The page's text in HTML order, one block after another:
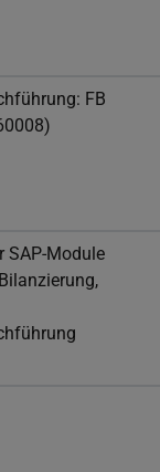
FB
SAP-Module